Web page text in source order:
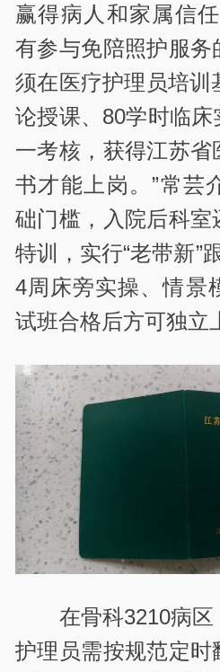
赢得病人和家属信
有参与免陪照护服
须在医疗护理员培训
论授课、80学时临
一考核，获得江苏
书才能上岗。”常芸
础门槛，入院后科
特训，实行“老带新”
4周床旁实操、情景
试班合格后方可独立
在骨科3210病
护理员需按规范定时